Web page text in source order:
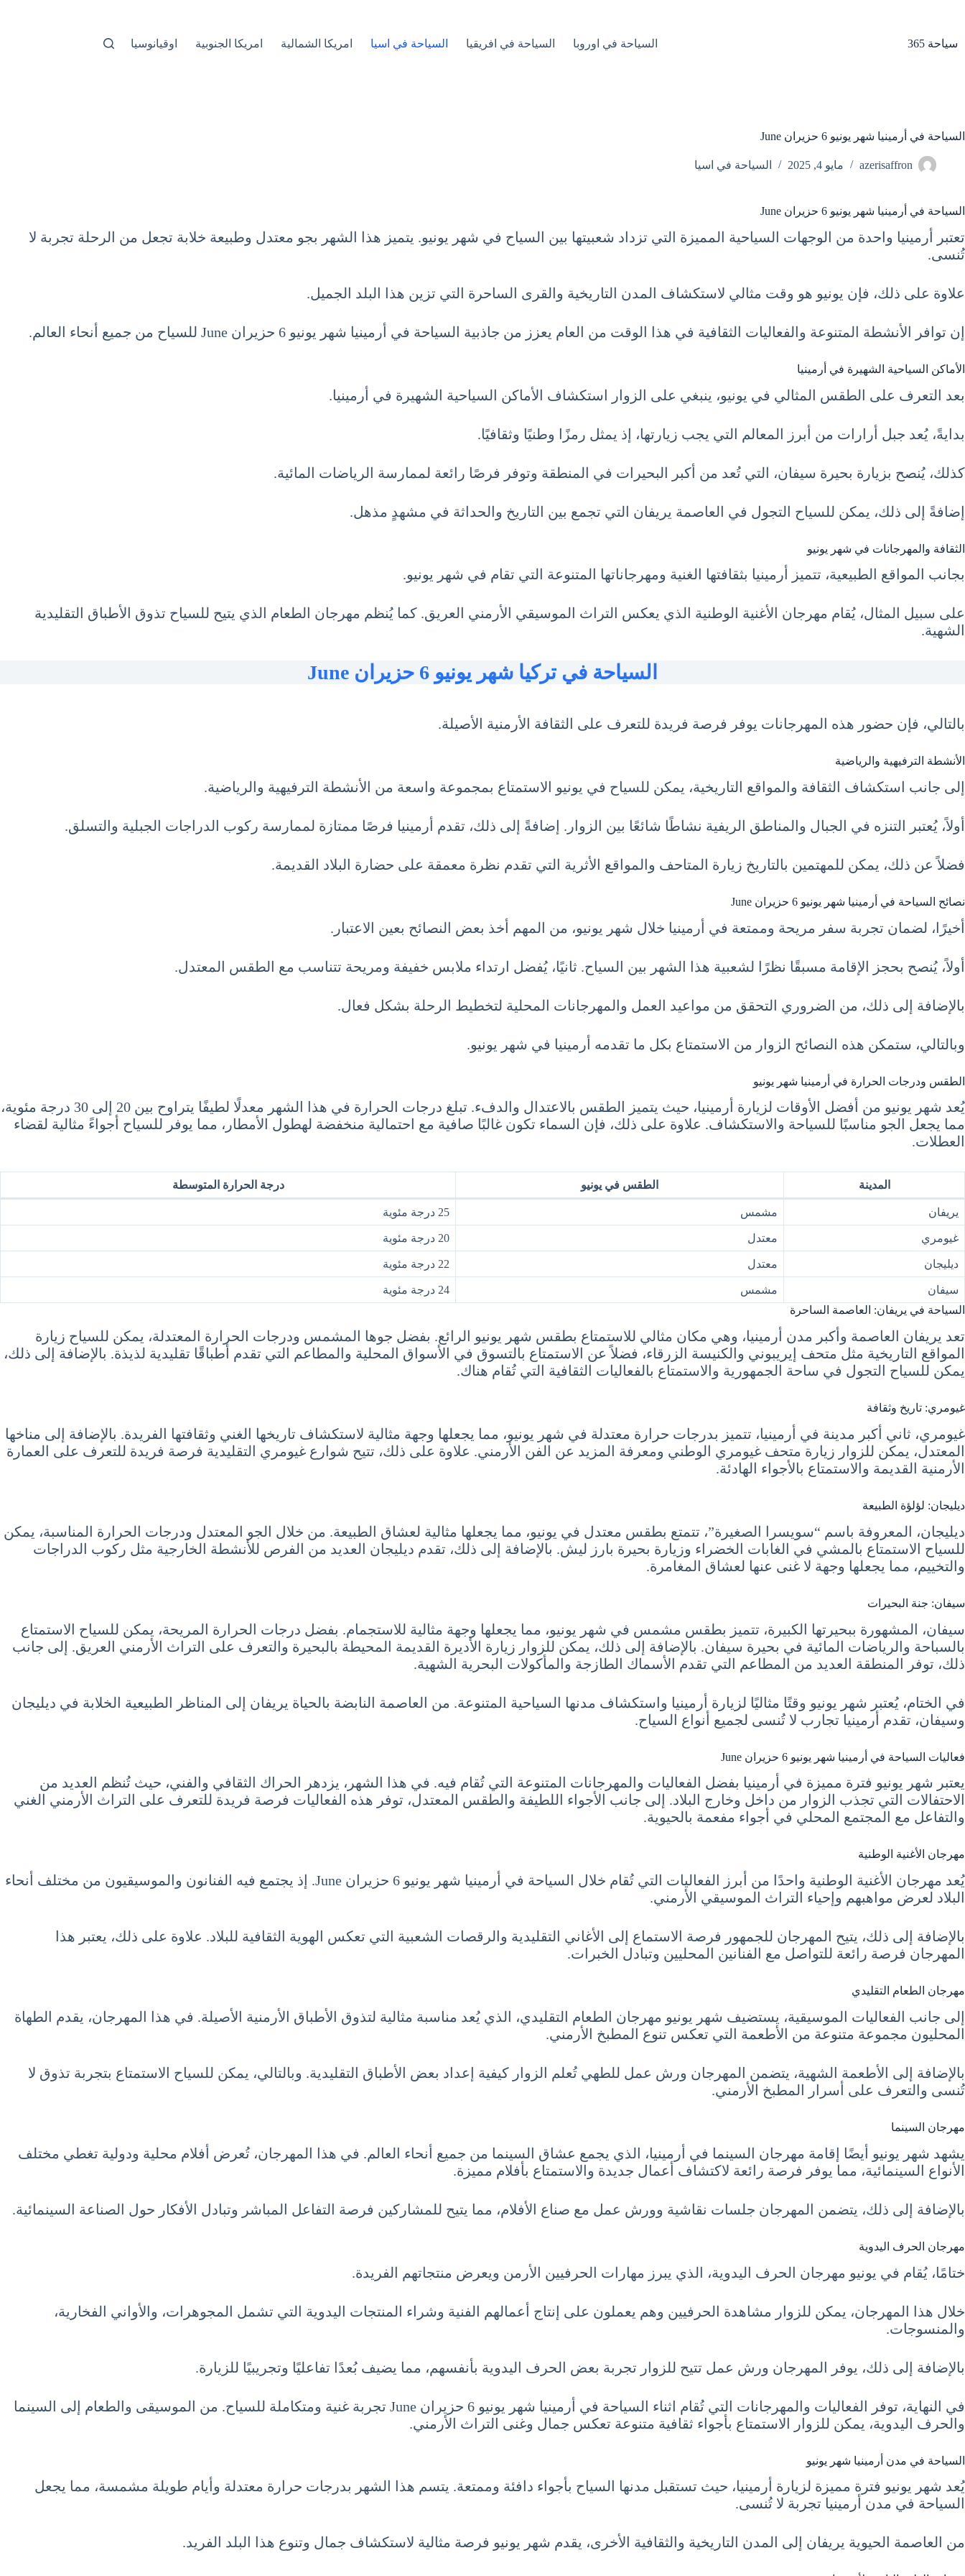
سياحة 365 السياحة في اوروبا السياحة في افريقيا السياحة في اسيا امريكا الشمالية امريكا الجنوبية اوقيانوسيا
السياحة في أرمينيا شهر يونيو 6 حزيران June
azerisaffron مايو 4, 2025 السياحة في اسيا
السياحة في أرمينيا شهر يونيو 6 حزيران June
تعتبر أرمينيا واحدة من الوجهات السياحية المميزة التي تزداد شعبيتها بين السياح في شهر يونيو. يتميز هذا الشهر بجو معتدل وطبيعة خلابة تجعل من الرحلة تجربة لا
تُنسى.
علاوة على ذلك، فإن يونيو هو وقت مثالي لاستكشاف المدن التاريخية والقرى الساحرة التي تزين هذا البلد الجميل.
إن توافر الأنشطة المتنوعة والفعاليات الثقافية في هذا الوقت من العام يعزز من جاذبية السياحة في أرمينيا شهر يونيو 6 حزيران June للسياح من جميع أنحاء العالم.
الأماكن السياحية الشهيرة في أرمينيا
بعد التعرف على الطقس المثالي في يونيو، ينبغي على الزوار استكشاف الأماكن السياحية الشهيرة في أرمينيا.
بدايةً، يُعد جبل أرارات من أبرز المعالم التي يجب زيارتها، إذ يمثل رمزًا وطنيًا وثقافيًا.
كذلك، يُنصح بزيارة بحيرة سيفان، التي تُعد من أكبر البحيرات في المنطقة وتوفر فرصًا رائعة لممارسة الرياضات المائية.
إضافةً إلى ذلك، يمكن للسياح التجول في العاصمة يريفان التي تجمع بين التاريخ والحداثة في مشهدٍ مذهل.
الثقافة والمهرجانات في شهر يونيو
بجانب المواقع الطبيعية، تتميز أرمينيا بثقافتها الغنية ومهرجاناتها المتنوعة التي تقام في شهر يونيو.
على سبيل المثال، يُقام مهرجان الأغنية الوطنية الذي يعكس التراث الموسيقي الأرمني العريق. كما يُنظم مهرجان الطعام الذي يتيح للسياح تذوق الأطباق التقليدية
الشهية.
السياحة في تركيا شهر يونيو 6 حزيران June
بالتالي، فإن حضور هذه المهرجانات يوفر فرصة فريدة للتعرف على الثقافة الأرمنية الأصيلة.
الأنشطة الترفيهية والرياضية
إلى جانب استكشاف الثقافة والمواقع التاريخية، يمكن للسياح في يونيو الاستمتاع بمجموعة واسعة من الأنشطة الترفيهية والرياضية.
أولاً، يُعتبر التنزه في الجبال والمناطق الريفية نشاطًا شائعًا بين الزوار. إضافةً إلى ذلك، تقدم أرمينيا فرصًا ممتازة لممارسة ركوب الدراجات الجبلية والتسلق.
فضلاً عن ذلك، يمكن للمهتمين بالتاريخ زيارة المتاحف والمواقع الأثرية التي تقدم نظرة معمقة على حضارة البلاد القديمة.
نصائح السياحة في أرمينيا شهر يونيو 6 حزيران June
أخيرًا، لضمان تجربة سفر مريحة وممتعة في أرمينيا خلال شهر يونيو، من المهم أخذ بعض النصائح بعين الاعتبار.
أولاً، يُنصح بحجز الإقامة مسبقًا نظرًا لشعبية هذا الشهر بين السياح. ثانيًا، يُفضل ارتداء ملابس خفيفة ومريحة تتناسب مع الطقس المعتدل.
بالإضافة إلى ذلك، من الضروري التحقق من مواعيد العمل والمهرجانات المحلية لتخطيط الرحلة بشكل فعال.
وبالتالي، ستمكن هذه النصائح الزوار من الاستمتاع بكل ما تقدمه أرمينيا في شهر يونيو.
الطقس ودرجات الحرارة في أرمينيا شهر يونيو
يُعد شهر يونيو من أفضل الأوقات لزيارة أرمينيا، حيث يتميز الطقس بالاعتدال والدفء. تبلغ درجات الحرارة في هذا الشهر معدلًا لطيفًا يتراوح بين 20 إلى 30 درجة مئوية،
مما يجعل الجو مناسبًا للسياحة والاستكشاف. علاوة على ذلك، فإن السماء تكون غالبًا صافية مع احتمالية منخفضة لهطول الأمطار، مما يوفر للسياح أجواءً مثالية لقضاء
العطلات.
المدينة الطقس في يونيو درجة الحرارة المتوسطة
يريفان مشمس 25 درجة مئوية
غيومري معتدل 20 درجة مئوية
ديليجان معتدل 22 درجة مئوية
سيفان مشمس
24 درجة مئوية
السياحة في يريفان: العاصمة الساحرة
تعد يريفان العاصمة وأكبر مدن أرمينيا، وهي مكان مثالي للاستمتاع بطقس شهر يونيو الرائع. بفضل جوها المشمس ودرجات الحرارة المعتدلة، يمكن للسياح زيارة
المواقع التاريخية مثل متحف إيريبوني والكنيسة الزرقاء، فضلاً عن الاستمتاع بالتسوق في الأسواق المحلية والمطاعم التي تقدم أطباقًا تقليدية لذيذة. بالإضافة إلى ذلك،
يمكن للسياح التجول في ساحة الجمهورية والاستمتاع بالفعاليات الثقافية التي تُقام هناك.
غيومري: تاريخ وثقافة
غيومري، ثاني أكبر مدينة في أرمينيا، تتميز بدرجات حرارة معتدلة في شهر يونيو، مما يجعلها وجهة مثالية لاستكشاف تاريخها الغني وثقافتها الفريدة. بالإضافة إلى مناخها
المعتدل، يمكن للزوار زيارة متحف غيومري الوطني ومعرفة المزيد عن الفن الأرمني. علاوة على ذلك، تتيح شوارع غيومري التقليدية فرصة فريدة للتعرف على العمارة
الأرمنية القديمة والاستمتاع بالأجواء الهادئة.
ديليجان: لؤلؤة الطبيعة
ديليجان، المعروفة باسم “سويسرا الصغيرة”، تتمتع بطقس معتدل في يونيو، مما يجعلها مثالية لعشاق الطبيعة. من خلال الجو المعتدل ودرجات الحرارة المناسبة، يمكن
للسياح الاستمتاع بالمشي في الغابات الخضراء وزيارة بحيرة بارز ليش. بالإضافة إلى ذلك، تقدم ديليجان العديد من الفرص للأنشطة الخارجية مثل ركوب الدراجات
والتخييم، مما يجعلها وجهة لا غنى عنها لعشاق المغامرة.
سيفان: جنة البحيرات
سيفان، المشهورة ببحيرتها الكبيرة، تتميز بطقس مشمس في شهر يونيو، مما يجعلها وجهة مثالية للاستجمام. بفضل درجات الحرارة المريحة، يمكن للسياح الاستمتاع
بالسباحة والرياضات المائية في بحيرة سيفان. بالإضافة إلى ذلك، يمكن للزوار زيارة الأديرة القديمة المحيطة بالبحيرة والتعرف على التراث الأرمني العريق. إلى جانب
ذلك، توفر المنطقة العديد من المطاعم التي تقدم الأسماك الطازجة والمأكولات البحرية الشهية.
في الختام، يُعتبر شهر يونيو وقتًا مثاليًا لزيارة أرمينيا واستكشاف مدنها السياحية المتنوعة. من العاصمة النابضة بالحياة يريفان إلى المناظر الطبيعية الخلابة في ديليجان
وسيفان، تقدم أرمينيا تجارب لا تُنسى لجميع أنواع السياح.
فعاليات السياحة في أرمينيا شهر يونيو 6 حزيران June
يعتبر شهر يونيو فترة مميزة في أرمينيا بفضل الفعاليات والمهرجانات المتنوعة التي تُقام فيه. في هذا الشهر، يزدهر الحراك الثقافي والفني، حيث تُنظم العديد من
الاحتفالات التي تجذب الزوار من داخل وخارج البلاد. إلى جانب الأجواء اللطيفة والطقس المعتدل، توفر هذه الفعاليات فرصة فريدة للتعرف على التراث الأرمني الغني
والتفاعل مع المجتمع المحلي في أجواء مفعمة بالحيوية.
مهرجان الأغنية الوطنية
يُعد مهرجان الأغنية الوطنية واحدًا من أبرز الفعاليات التي تُقام خلال السياحة في أرمينيا شهر يونيو 6 حزيران June. إذ يجتمع فيه الفنانون والموسيقيون من مختلف أنحاء
البلاد لعرض مواهبهم وإحياء التراث الموسيقي الأرمني.
بالإضافة إلى ذلك، يتيح المهرجان للجمهور فرصة الاستماع إلى الأغاني التقليدية والرقصات الشعبية التي تعكس الهوية الثقافية للبلاد. علاوة على ذلك، يعتبر هذا
المهرجان فرصة رائعة للتواصل مع الفنانين المحليين وتبادل الخبرات.
مهرجان الطعام التقليدي
إلى جانب الفعاليات الموسيقية، يستضيف شهر يونيو مهرجان الطعام التقليدي، الذي يُعد مناسبة مثالية لتذوق الأطباق الأرمنية الأصيلة. في هذا المهرجان، يقدم الطهاة
المحليون مجموعة متنوعة من الأطعمة التي تعكس تنوع المطبخ الأرمني.
بالإضافة إلى الأطعمة الشهية، يتضمن المهرجان ورش عمل للطهي تُعلم الزوار كيفية إعداد بعض الأطباق التقليدية. وبالتالي، يمكن للسياح الاستمتاع بتجربة تذوق لا
تُنسى والتعرف على أسرار المطبخ الأرمني.
مهرجان السينما
يشهد شهر يونيو أيضًا إقامة مهرجان السينما في أرمينيا، الذي يجمع عشاق السينما من جميع أنحاء العالم. في هذا المهرجان، تُعرض أفلام محلية ودولية تغطي مختلف
الأنواع السينمائية، مما يوفر فرصة رائعة لاكتشاف أعمال جديدة والاستمتاع بأفلام مميزة.
بالإضافة إلى ذلك، يتضمن المهرجان جلسات نقاشية وورش عمل مع صناع الأفلام، مما يتيح للمشاركين فرصة التفاعل المباشر وتبادل الأفكار حول الصناعة السينمائية.
مهرجان الحرف اليدوية
ختامًا، يُقام في يونيو مهرجان الحرف اليدوية، الذي يبرز مهارات الحرفيين الأرمن ويعرض منتجاتهم الفريدة.
خلال هذا المهرجان، يمكن للزوار مشاهدة الحرفيين وهم يعملون على إنتاج أعمالهم الفنية وشراء المنتجات اليدوية التي تشمل المجوهرات، والأواني الفخارية،
والمنسوجات.
بالإضافة إلى ذلك، يوفر المهرجان ورش عمل تتيح للزوار تجربة بعض الحرف اليدوية بأنفسهم، مما يضيف بُعدًا تفاعليًا وتجريبيًا للزيارة.
في النهاية، توفر الفعاليات والمهرجانات التي تُقام اثناء السياحة في أرمينيا شهر يونيو 6 حزيران June تجربة غنية ومتكاملة للسياح. من الموسيقى والطعام إلى السينما
والحرف اليدوية، يمكن للزوار الاستمتاع بأجواء ثقافية متنوعة تعكس جمال وغنى التراث الأرمني.
السياحة في مدن أرمينيا شهر يونيو
يُعد شهر يونيو فترة مميزة لزيارة أرمينيا، حيث تستقبل مدنها السياح بأجواء دافئة وممتعة. يتسم هذا الشهر بدرجات حرارة معتدلة وأيام طويلة مشمسة، مما يجعل
السياحة في مدن أرمينيا تجربة لا تُنسى.
من العاصمة الحيوية يريفان إلى المدن التاريخية والثقافية الأخرى، يقدم شهر يونيو فرصة مثالية لاستكشاف جمال وتنوع هذا البلد الفريد.